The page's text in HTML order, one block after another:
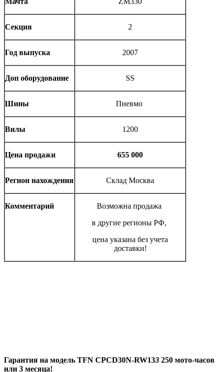
Секция 2
Год выпуска 2007
Доп оборудование SS
Шины Пневмо
Вилы 1200
Цена продажи 655 000
Регион нахождения Склад Москва
Комментарий
Возможна продажа
в другие регионы РФ,
цена указана без учета
доставки!
Гарантия на модель TFN CPCD30N-RW133 250 мото-часов
или 3 месяца!